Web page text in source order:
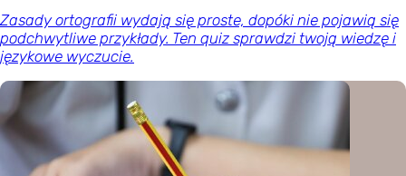
Zasady ortografii wydają się proste, dopóki nie pojawią się
podchwytliwe przykłady. Ten quiz sprawdzi twoją wiedzę i
językowe wyczucie.